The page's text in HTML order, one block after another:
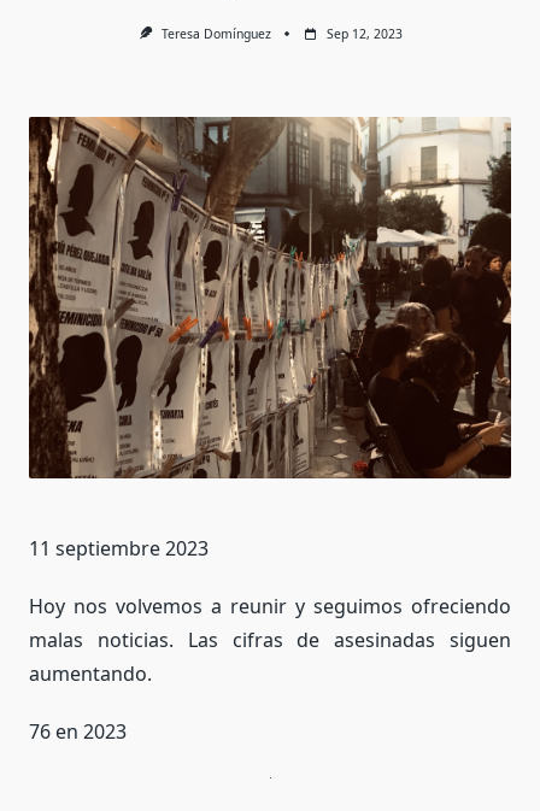
Teresa Domínguez Sep 12, 2023
11 septiembre 2023
Hoy nos volvemos a reunir y seguimos ofreciendo
malas noticias. Las cifras de asesinadas siguen
aumentando.
76 en 2023